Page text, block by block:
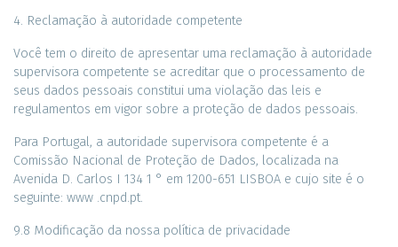
4. Reclamação à autoridade competente
Você tem o direito de apresentar uma reclamação à autoridade
supervisora ​​competente se acreditar que o processamento de
seus dados pessoais constitui uma violação das leis e
regulamentos em vigor sobre a proteção de dados pessoais.
Para Portugal, a autoridade supervisora ​​competente é a
Comissão Nacional de Proteção de Dados, localizada na
Avenida D. Carlos I 134 1 ° em 1200-651 LISBOA e cujo site é o
seguinte: www .cnpd.pt.
9.8 Modificação da nossa política de privacidade